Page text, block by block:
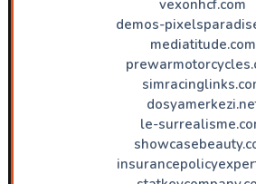
vexonhcf.com
demos-
mediatitude.com
le-